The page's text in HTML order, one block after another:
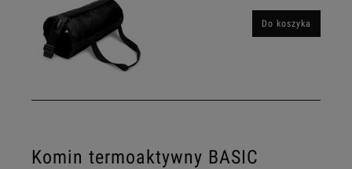
Do koszyka
Komin termoaktywny BASIC